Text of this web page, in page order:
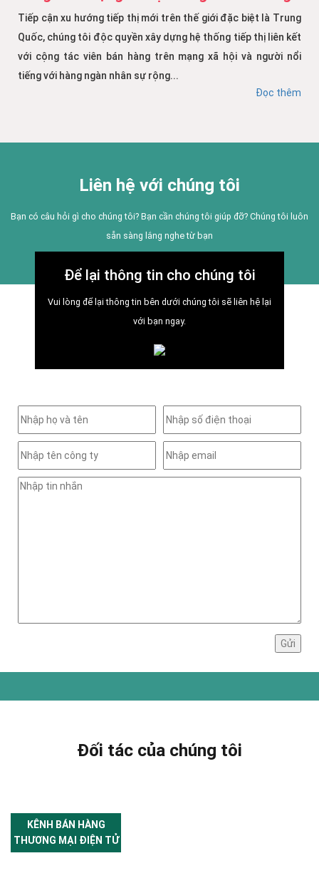
Tiếp cận xu hướng tiếp thị mới trên thế giới đặc biệt là Trung
Quốc, chúng tôi độc quyền xây dựng hệ thống tiếp thị liên kết
với cộng tác viên bán hàng trên mạng xã hội và người nổi
tiếng với hàng ngàn nhân sự rộng...
Đọc thêm
Liên hệ với chúng tôi
Bạn có câu hỏi gì cho chúng tôi? Bạn cần chúng tôi giúp đỡ? Chúng tôi luôn
sẵn sàng lắng nghe từ bạn
Để lại thông tin cho chúng tôi
Vui lòng để lại thông tin bên dưới chúng tôi sẽ liên hệ lại
với bạn ngay.
Đối tác của chúng tôi
KÊNH BÁN HÀNG
THƯƠNG MẠI ĐIỆN TỬ